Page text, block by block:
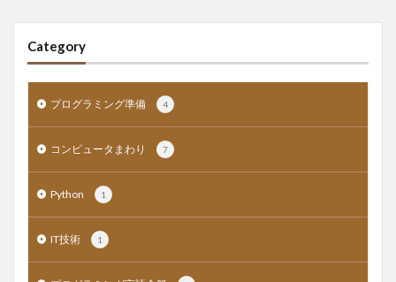
Category
プログラミング準備 4
コンピュータまわり 7
Python 1
IT技術 1